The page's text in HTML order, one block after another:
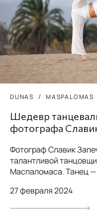
DUNAS MASPALOMAS
Шедевр
фотографа
Фотограф Славик
талантливой
Маспаломаса. Танец
27 февраля 2024